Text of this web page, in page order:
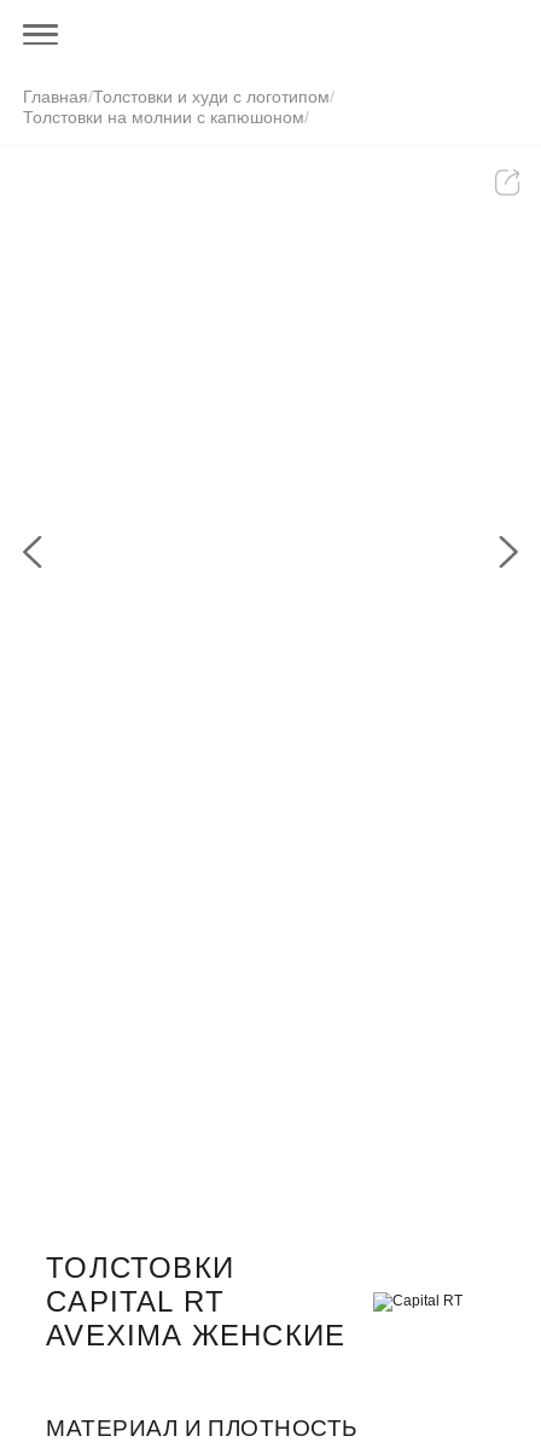
Главная/Толстовки и худи с логотипом/
Толстовки на молнии с капюшоном/
ТОЛСТОВКИ
CAPITAL RT
AVEXIMA ЖЕНСКИЕ
МАТЕРИАЛ И ПЛОТНОСТЬ